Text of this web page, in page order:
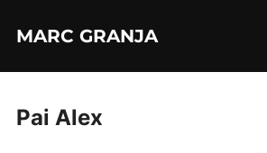
MARC GRANJA
Pai Alex